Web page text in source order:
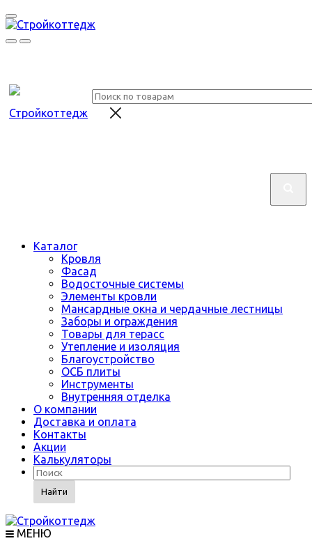
Каталог
Кровля
Фасад
Водосточные системы
Элементы кровли
Мансардные окна и чердачные лестницы
Заборы и ограждения
Товары для терасс
Утепление и изоляция
Благоустройство
ОСБ плиты
Инструменты
Внутренняя отделка
О компании
Доставка и оплата
Контакты
Акции
Калькуляторы
Найти
МЕНЮ